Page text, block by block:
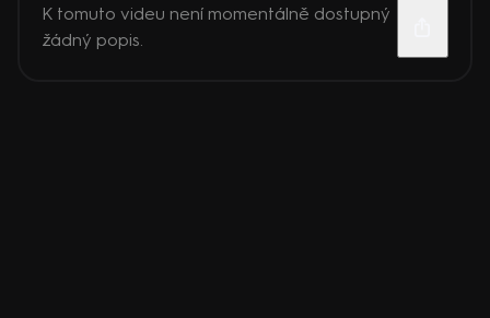
K tomuto videu není momentálně dostupný
žádný popis.